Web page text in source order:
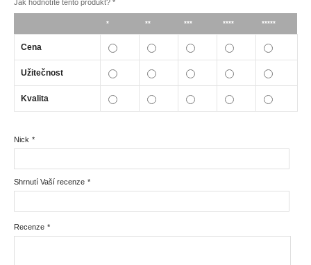
Jak hodnotíte tento produkt? *
* ** *** **** *****
Cena
Užitečnost
Kvalita
*
Nick
*
Shrnutí Vaší recenze
*
Recenze